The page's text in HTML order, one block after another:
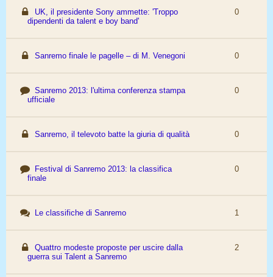
UK, il presidente Sony ammette: 'Troppo
dipendenti da talent e boy band'
0
Sanremo finale le pagelle – di M. Venegoni 0
Sanremo 2013: l'ultima conferenza stampa
ufficiale
0
Sanremo, il televoto batte la giuria di qualità 0
Festival di Sanremo 2013: la classifica
finale
0
Le classifiche di Sanremo 1
Quattro modeste proposte per uscire dalla
guerra sui Talent a Sanremo
2